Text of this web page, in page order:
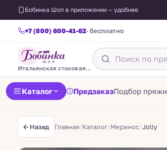
Бобинка Шоп в приложении — удобнее
+7 (800) 600-41-62· бесплатно
Итальянская стоковая пряжа
Каталог ПредзаказПодбор пряжи
Назад Главная/Каталог/Меринос/Jolly